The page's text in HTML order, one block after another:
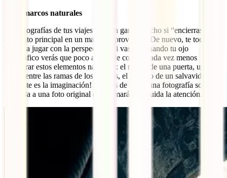
Crea marcos naturales
Las fotografías de tus viajes pueden ganar mucho si “encierras” al
elemento principal en un marco improvisado. De nuevo, te toca
volver a jugar con la perspectiva. Si vas entrenando tu ojo
fotográfico verás que poco a poco te costará cada vez menos
encontrar estos elementos naturales: el marco de una puerta, un
hueco entre las ramas de los árboles, el agujero de un salvavidas…
¡el límite es la imaginación! Pasarás de hacer una fotografía sosa y
aburrida a una foto original que llamará enseguida la atención.